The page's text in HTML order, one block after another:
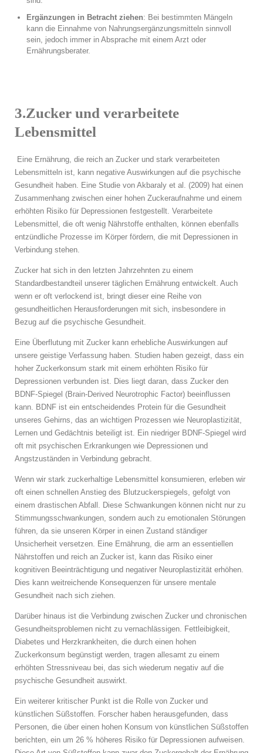
Ergänzungen in Betracht ziehen: Bei bestimmten Mängeln
kann die Einnahme von Nahrungsergänzungsmitteln sinnvoll
sein, jedoch immer in Absprache mit einem Arzt oder
Ernährungsberater.
3.Zucker und verarbeitete
Lebensmittel
Eine Ernährung, die reich an Zucker und stark verarbeiteten
Lebensmitteln ist, kann negative Auswirkungen auf die psychische
Gesundheit haben. Eine Studie von Akbaraly et al. (2009) hat einen
Zusammenhang zwischen einer hohen Zuckeraufnahme und einem
erhöhten Risiko für Depressionen festgestellt. Verarbeitete
Lebensmittel, die oft wenig Nährstoffe enthalten, können ebenfalls
entzündliche Prozesse im Körper fördern, die mit Depressionen in
Verbindung stehen.
Zucker hat sich in den letzten Jahrzehnten zu einem
Standardbestandteil unserer täglichen Ernährung entwickelt. Auch
wenn er oft verlockend ist, bringt dieser eine Reihe von
gesundheitlichen Herausforderungen mit sich, insbesondere in
Bezug auf die psychische Gesundheit.
Eine Überflutung mit Zucker kann erhebliche Auswirkungen auf
unsere geistige Verfassung haben. Studien haben gezeigt, dass ein
hoher Zuckerkonsum stark mit einem erhöhten Risiko für
Depressionen verbunden ist. Dies liegt daran, dass Zucker den
BDNF-Spiegel (Brain-Derived Neurotrophic Factor) beeinflussen
kann. BDNF ist ein entscheidendes Protein für die Gesundheit
unseres Gehirns, das an wichtigen Prozessen wie Neuroplastizität,
Lernen und Gedächtnis beteiligt ist. Ein niedriger BDNF-Spiegel wird
oft mit psychischen Erkrankungen wie Depressionen und
Angstzuständen in Verbindung gebracht.
Wenn wir stark zuckerhaltige Lebensmittel konsumieren, erleben wir
oft einen schnellen Anstieg des Blutzuckerspiegels, gefolgt von
einem drastischen Abfall. Diese Schwankungen können nicht nur zu
Stimmungsschwankungen, sondern auch zu emotionalen Störungen
führen, da sie unseren Körper in einen Zustand ständiger
Unsicherheit versetzen. Eine Ernährung, die arm an essentiellen
Nährstoffen und reich an Zucker ist, kann das Risiko einer
kognitiven Beeinträchtigung und negativer Neuroplastizität erhöhen.
Dies kann weitreichende Konsequenzen für unsere mentale
Gesundheit nach sich ziehen.
Darüber hinaus ist die Verbindung zwischen Zucker und chronischen
Gesundheitsproblemen nicht zu vernachlässigen. Fettleibigkeit,
Diabetes und Herzkrankheiten, die durch einen hohen
Zuckerkonsum begünstigt werden, tragen allesamt zu einem
erhöhten Stressniveau bei, das sich wiederum negativ auf die
psychische Gesundheit auswirkt.
Ein weiterer kritischer Punkt ist die Rolle von Zucker und
künstlichen Süßstoffen. Forscher haben herausgefunden, dass
Personen, die über einen hohen Konsum von künstlichen Süßstoffen
berichten, ein um 26 % höheres Risiko für Depressionen aufweisen.